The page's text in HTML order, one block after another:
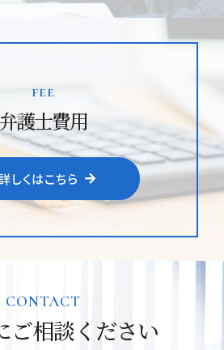
fee
弁護士費用
しくはこちら
CONTACT
ご相談ください